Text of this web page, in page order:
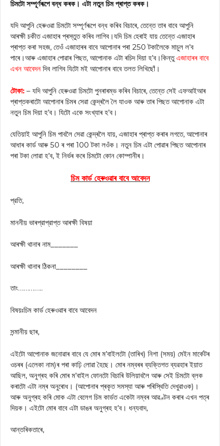
চিমটো সম্পূৰ্ণৰূপে বন্ধ কৰক। এটা নতুন চিম প্ৰাপ্ত কৰক।
যদি আপুনি হেৰুওৱা চিমটো সম্পূৰ্ণৰূপে বন্ধ কৰিব বিচাৰে, তেন্তে তাৰ বাবে আপুনি
আৰক্ষী চকীত এজাহাৰ প্ৰস্তুত কৰিব লাগিব।যদি চিম হেৰাই যায় তেন্তে এজাহাৰ
প্ৰাপ্ত কৰা সহজ, তেওঁ এজাহাৰৰ বাবে আপোনাৰ পৰা 250 টকালৈকে মাচুল ল’ব
পাৰে।আৰু এজাহাৰ পোৱাৰ পিছত, আপোনাক এটা ৰচিদ দিয়া হ’ব।কিন্তুএজাহাৰৰ বাবে
এখন আবেদন দিব লাগিব যিটো মই আপোনাৰ বাবে তলত লিখিছোঁ।
টোকা: – যদি আপুনি হেৰুওৱা চিমটো পুনৰাৰম্ভ কৰিব বিচাৰে, তেন্তে সেই এফআইআৰ
প্ৰাপ্তকৰাটো আপোনাৰ চিমৰ সেৱা কেন্দ্ৰলৈ লৈ যাওক আৰু তাৰ পিছত আপোনাক এটা
নতুন চিম দিয়া হ’ব। যিটো একে সংখ্যাৰ হ’ব।
যেতিয়াই আপুনি চিম পাবলৈ সেৱা কেন্দ্ৰলৈ যায়, এজাহাৰ প্ৰাপ্ত কৰাৰ লগতে, আপোনাৰ
আধাৰ কাৰ্ড আৰু 50 ৰ পৰা 100 টকা লওঁক। নতুন চিম এটা পোৱাৰ পিছত আপোনাৰ
পৰা টকা লোৱা হ’ব, ই নিৰ্ভৰ কৰে চিমটো কোন কোম্পানীৰ।
চিম কাৰ্ড হেৰুওৱাৰ বাবে আবেদন
প্রতি,
মাননীয় ভাৰপ্রাপ্রাপ্ত আৰক্ষী বিষয়া
আৰক্ষী থানাৰ নাম_______
আৰক্ষী থানাৰ ঠিকনা________
তাং…………..
বিষয়ঃচিম কাৰ্ড হেৰুওৱাৰ বাবে আবেদন
সন্মানীয় ছাৰ,
এইটো আপোনাক জনোৱাৰ বাবে যে মোৰ ম’বাইলটো (তাৰিখ) নিশা (সময়) মেইন মাৰ্কেটৰ
ওচৰৰ (এলেকা নাম)ৰ পৰা কাঢ়ি লোৱা হৈছে। মোৰ নম্বৰৰ ব্যক্তিগত ব্যৱহাৰ ইয়াত
আছিল, অনুগ্ৰহ কৰি মোৰ ম’বাইল ফোনটো বিচাৰি উলিয়াবলৈ আৰু সেই চিমটো ব্লক
কৰাটো এটা নম্ৰ অনুৰোধ। (আপোনাৰ প্ৰকৃত সমস্যা আৰু পৰিস্থিতি দেখুৱাওক)।
আৰু অনুগ্ৰহ কৰি মোক এটা বেলেগ চিম কাৰ্ডত একেটা নম্বৰ আৱণ্টন কৰাৰ এখন পত্ৰ
দিয়ক। এইটো মোৰ বাবে এটা ডাঙৰ অনুগ্ৰহ হ’ব। ধন্যবাদ,
আন্তৰিকতাৰে,